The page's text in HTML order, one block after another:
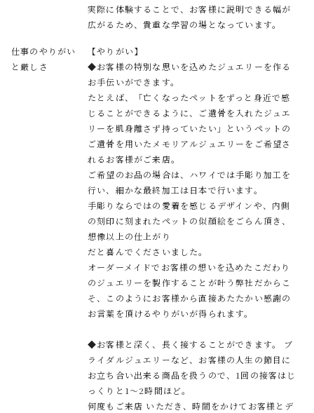
実際に体験することで、お客様に説明できる幅が
広がるため、貴重な学習の場となっています。
仕事のやりがい
と厳しさ
【やりがい】
◆お客様の特別な思いを込めたジュエリーを作る
お手伝いができます。
たとえば、「亡くなったペットをずっと身近で感
じることができるように、ご遺骨を入れたジュエ
リーを肌身離さず持っていたい」というペットの
ご遺骨を用いたメモリアルジュエリーをご希望さ
れるお客様がご来店。
ご希望のお品の場合は、ハワイでは手彫り加工を
行い、細かな最終加工は日本で行います。
手彫りならではの愛着を感じるデザインや、内側
の刻印に刻まれたペットの似顔絵をごらん頂き、
想像以上の仕上がり
だと喜んでくださいました。
オーダーメイドでお客様の想いを込めたこだわり
のジュエリーを製作することが叶う弊社だからこ
そ、このようにお客様から直接あたたかい感謝の
お言葉を頂けるやりがいが得られます。
◆お客様と深く、⻑く接することができます。 ブ
ライダルジュエリーなど、お客様の人生の節目に
お立ち合い出来る商品を扱うので、1回の接客はじ
っくりと1〜2時間ほど。
何度もご来店 いただき、時間をかけてお客様とデ